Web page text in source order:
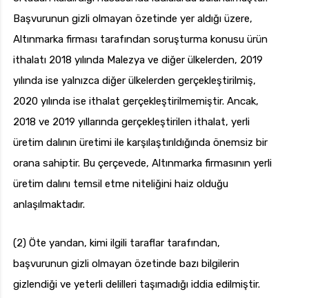
Başvurunun gizli olmayan özetinde yer aldığı üzere,
Altınmarka firması tarafından soruşturma konusu ürün
ithalatı 2018 yılında Malezya ve diğer ülkelerden, 2019
yılında ise yalnızca diğer ülkelerden gerçekleştirilmiş,
2020 yılında ise ithalat gerçekleştirilmemiştir. Ancak,
2018 ve 2019 yıllarında gerçekleştirilen ithalat, yerli
üretim dalının üretimi ile karşılaştırıldığında önemsiz bir
orana sahiptir. Bu çerçevede, Altınmarka firmasının yerli
üretim dalını temsil etme niteliğini haiz olduğu
anlaşılmaktadır.
(2) Öte yandan, kimi ilgili taraflar tarafından,
başvurunun gizli olmayan özetinde bazı bilgilerin
gizlendiği ve yeterli delilleri taşımadığı iddia edilmiştir.